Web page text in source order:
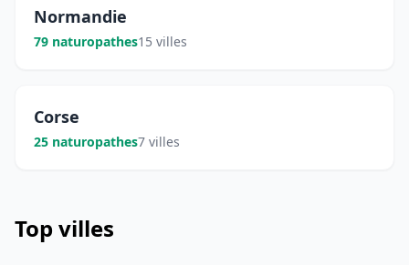
Normandie
79 naturopathes15 villes
Corse
25 naturopathes7 villes
Top villes